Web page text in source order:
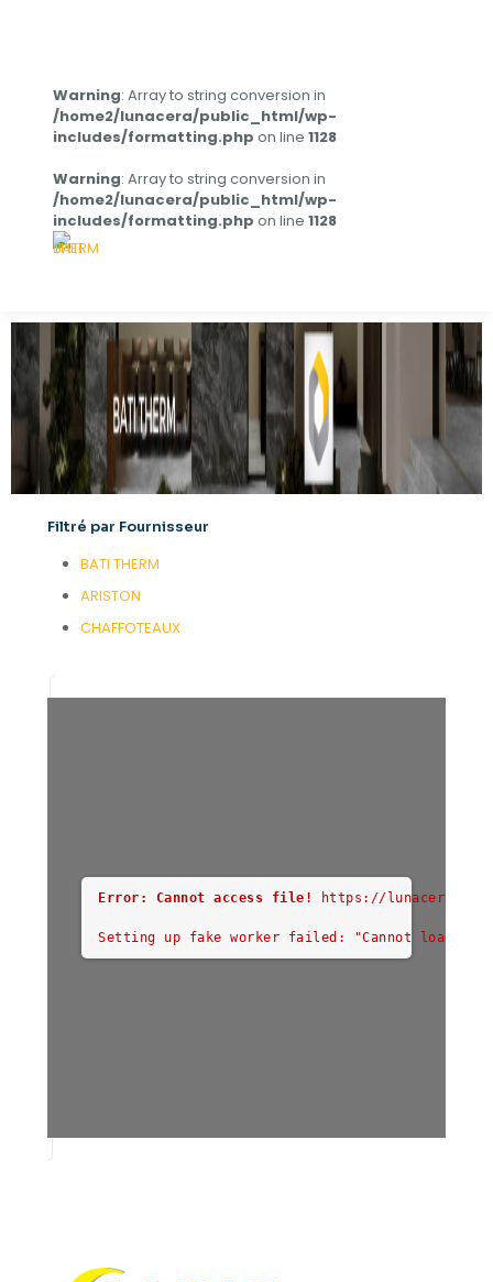
Warning: Array to string conversion in
/home2/lunacera/public_html/wp-
includes/formatting.php on line 1128
Warning: Array to string conversion in
/home2/lunacera/public_html/wp-
includes/formatting.php on line 1128
Filtré par Fournisseur
BATI THERM
ARISTON
CHAFFOTEAUX
Error: Cannot access file! https://
Setting up fake worker failed: "Cannot load